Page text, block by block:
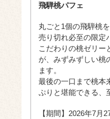
飛騨桃パフェ
丸ごと1個の飛騨桃
売り切れ必至の限定
こだわりの桃ゼリー
が、みずみずしい桃
ます。
最後の一口まで桃本
ぷりと堪能できる、
【期間】2026年7月